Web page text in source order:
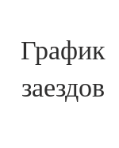
График
заездов